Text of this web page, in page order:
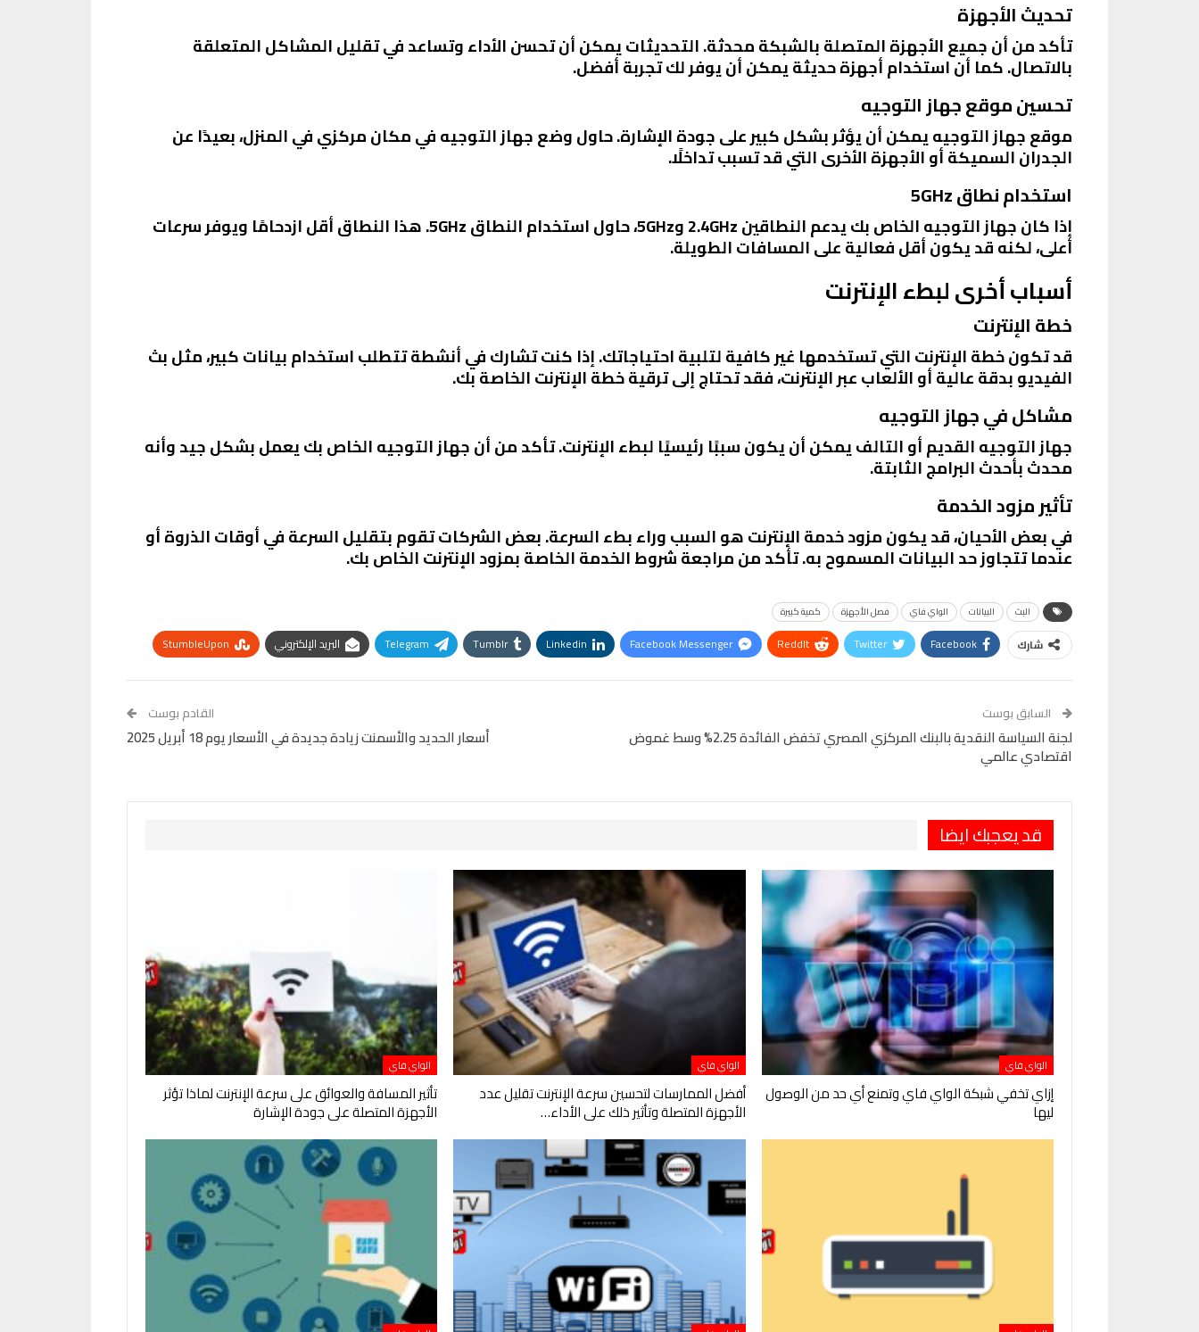
تحديث الأجهزة
تأكد من أن جميع الأجهزة المتصلة بالشبكة محدثة. التحديثات يمكن أن تحسن الأداء وتساعد في تقليل المشاكل المتعلقة
بالاتصال. كما أن استخدام أجهزة حديثة يمكن أن يوفر لك تجربة أفضل.
تحسين موقع جهاز التوجيه
موقع جهاز التوجيه يمكن أن يؤثر بشكل كبير على جودة الإشارة. حاول وضع جهاز التوجيه في مكان مركزي في المنزل، بعيدًا عن
الجدران السميكة أو الأجهزة الأخرى التي قد تسبب تداخلًا.
استخدام نطاق 5GHz
إذا كان جهاز التوجيه الخاص بك يدعم النطاقين 2.4GHz و5GHz، حاول استخدام النطاق 5GHz. هذا النطاق أقل ازدحامًا ويوفر سرعات
أعلى، لكنه قد يكون أقل فعالية على المسافات الطويلة.
أسباب أخرى لبطء الإنترنت
خطة الإنترنت
قد تكون خطة الإنترنت التي تستخدمها غير كافية لتلبية احتياجاتك. إذا كنت تشارك في أنشطة تتطلب استخدام بيانات كبير، مثل بث
الفيديو بدقة عالية أو الألعاب عبر الإنترنت، فقد تحتاج إلى ترقية خطة الإنترنت الخاصة بك.
مشاكل في جهاز التوجيه
جهاز التوجيه القديم أو التالف يمكن أن يكون سببًا رئيسيًا لبطء الإنترنت. تأكد من أن جهاز التوجيه الخاص بك يعمل بشكل جيد وأنه
محدث بأحدث البرامج الثابتة.
تأثير مزود الخدمة
في بعض الأحيان، قد يكون مزود خدمة الإنترنت هو السبب وراء بطء السرعة. بعض الشركات تقوم بتقليل السرعة في أوقات الذروة أو
عندما تتجاوز حد البيانات المسموح به. تأكد من مراجعة شروط الخدمة الخاصة بمزود الإنترنت الخاص بك.
البث البيانات الواي فاي فصل الأجهزة كمية كبيرة
شارك Facebook
Twitter
ReddIt
Facebook Messenger
Linkedin
Tumblr
Telegram البريد الإلكتروني
StumbleUpon
السابق بوست
لجنة السياسة النقدية بالبنك المركزي المصري تخفض الفائدة 2.25% وسط غموض
اقتصادي عالمي
القادم بوست
أسعار الحديد والأسمنت زيادة جديدة في الأسعار يوم 18 أبريل 2025
قد يعجبك ايضا
الواي فاي
إزاي تخفي شبكة الواي فاي وتمنع أي حد من الوصول
ليها
الواي فاي
أفضل الممارسات لتحسين سرعة الإنترنت تقليل عدد
الأجهزة المتصلة وتأثير ذلك على الأداء…
الواي فاي
تأثير المسافة والعوائق على سرعة الإنترنت لماذا تؤثر
الأجهزة المتصلة على جودة الإشارة